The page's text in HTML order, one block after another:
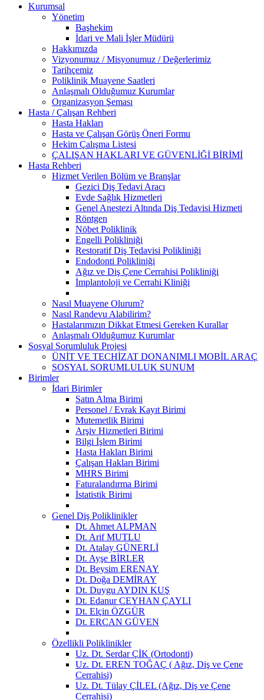
Kurumsal
Yönetim
Başhekim
İdari ve Mali İşler Müdürü
Hakkımızda
Vizyonumuz / Misyonumuz / Değerlerimiz
Tarihçemiz
Poliklinik Muayene Saatleri
Anlaşmalı Olduğumuz Kurumlar
Organizasyon Şeması
Hasta / Çalışan Rehberi
Hasta Hakları
Hasta ve Çalışan Görüş Öneri Formu
Hekim Çalışma Listesi
ÇALIŞAN HAKLARI VE GÜVENLİĞİ BİRİMİ
Hasta Rehberi
Hizmet Verilen Bölüm ve Branşlar
Gezici Diş Tedavi Aracı
Evde Sağlık Hizmetleri
Genel Anestezi Altında Diş Tedavisi Hizmeti
Röntgen
Nöbet Poliklinik
Engelli Polikliniği
Restoratif Diş Tedavisi Polikliniği
Endodonti Polikliniği
Ağız ve Diş Çene Cerrahisi Polikliniği
İmplantoloji ve Cerrahi Kliniği
Nasıl Muayene Olurum?
Nasıl Randevu Alabilirim?
Hastalarımızın Dikkat Etmesi Gereken Kurallar
Anlaşmalı Olduğumuz Kurumlar
Sosyal Sorumluluk Projesi
ÜNİT VE TECHİZAT DONANIMLI MOBİL ARAÇ
SOSYAL SORUMLULUK SUNUM
Birimler
İdari Birimler
Satın Alma Birimi
Personel / Evrak Kayıt Birimi
Mutemetlik Birimi
Arşiv Hizmetleri Birimi
Bilgi İşlem Birimi
Hasta Hakları Birimi
Çalışan Hakları Birimi
MHRS Birimi
Faturalandırma Birimi
İstatistik Birimi
Genel Diş Poliklinikler
Dt. Ahmet ALPMAN
Dt. Arif MUTLU
Dt. Atalay GÜNERLİ
Dt. Ayşe BİRLER
Dt. Beysim ERENAY
Dt. Doğa DEMİRAY
Dt. Duygu AYDIN KUŞ
Dt. Edanur CEYHAN ÇAYLI
Dt. Elçin ÖZGÜR
Dt. ERCAN GÜVEN
Özellikli Poliklinikler
Uz. Dt. Serdar ÇİK (Ortodonti)
Uz. Dt. EREN TOĞAÇ ( Ağız, Diş ve Çene
Cerrahisi)
Uz. Dt. Tülay ÇİLEL (Ağız, Diş ve Çene
Cerrahisi)